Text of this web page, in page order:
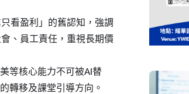
看盈利」的舊認知，強調
、員工責任，重視長期價
等核心能力不可被AI替
轉移及課堂引導方向。